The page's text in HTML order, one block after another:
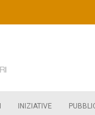
INIZIATIVE